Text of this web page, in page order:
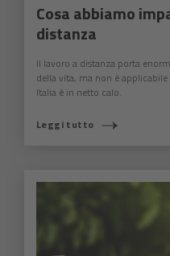
Cosa abbiamo
distanza
Il lavoro a distanza porta
della vita, ma non è
Italia è in netto calo.
Leggi tutto